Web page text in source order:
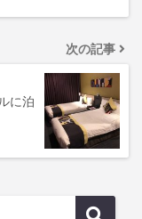
次の記事
に泊